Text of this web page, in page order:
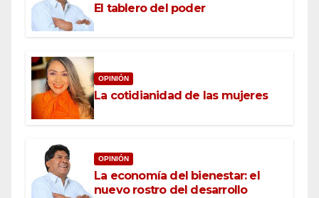
El tablero del poder
OPINIÓN
La cotidianidad de las mujeres
OPINIÓN
La economía del bienestar: el
nuevo rostro del desarrollo